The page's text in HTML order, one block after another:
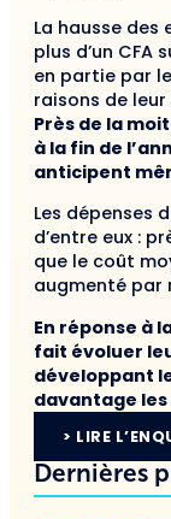
La hausse
plus d’un
en partie par
raisons de
Près de la
à la fin de
anticipent
Les dépenses
d’entre eux :
que le coût
augmenté par
En réponse à
fait évoluer
développant
davantage
> LIRE
Dernières